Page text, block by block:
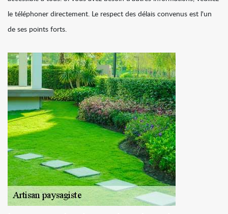
le téléphoner directement. Le respect des délais convenus est l'un
de ses points forts.